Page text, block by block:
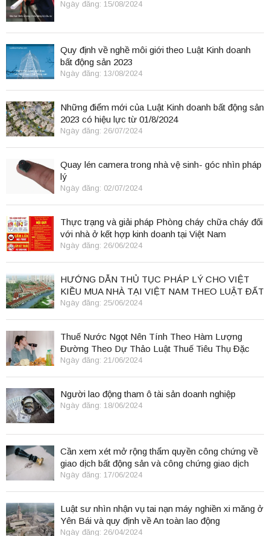
Ngày đăng: 15/08/2024
Quy định về nghề môi giới theo Luật Kinh doanh
bất động sản 2023
Ngày đăng: 13/08/2024
Những điểm mới của Luật Kinh doanh bất động sản
2023 có hiệu lực từ 01/8/2024
Ngày đăng: 26/07/2024
Quay lén camera trong nhà vệ sinh- góc nhìn pháp
lý
Ngày đăng: 02/07/2024
Thực trạng và giải pháp Phòng cháy chữa cháy đối
với nhà ở kết hợp kinh doanh tại Việt Nam
Ngày đăng: 26/06/2024
HƯỚNG DẪN THỦ TỤC PHÁP LÝ CHO VIỆT
KIỀU MUA NHÀ TẠI VIỆT NAM THEO LUẬT ĐẤT
ĐAI 2024
Ngày đăng: 25/06/2024
Thuế Nước Ngọt Nên Tính Theo Hàm Lượng
Đường Theo Dự Thảo Luật Thuế Tiêu Thụ Đặc
Biệt
Ngày đăng: 21/06/2024
Người lao động tham ô tài sản doanh nghiệp
Ngày đăng: 18/06/2024
Cần xem xét mở rộng thẩm quyền công chứng về
giao dịch bất động sản và công chứng giao dịch
điện tử.
Ngày đăng: 17/06/2024
Luật sư nhìn nhận vụ tai nạn máy nghiền xi măng ở
Yên Bái và quy định về An toàn lao động
Ngày đăng: 26/04/2024